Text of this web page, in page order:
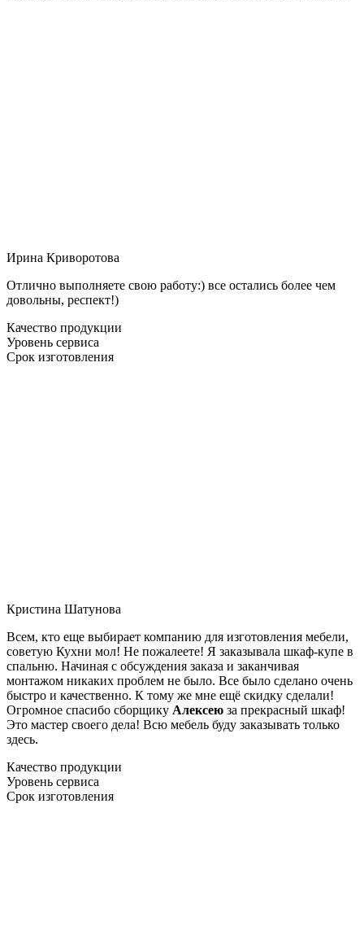
Ирина Криворотова
Отлично выполняете свою работу:) все остались более чем
довольны, респект!)
Качество продукции
Уровень сервиса
Срок изготовления
Кристина Шатунова
Всем, кто еще выбирает компанию для изготовления мебели,
советую Кухни мол! Не пожалеете! Я заказывала шкаф-купе в
спальню. Начиная с обсуждения заказа и заканчивая
монтажом никаких проблем не было. Все было сделано очень
быстро и качественно. К тому же мне ещё скидку сделали!
Огромное спасибо сборщику Алексею за прекрасный шкаф!
Это мастер своего дела! Всю мебель буду заказывать только
здесь.
Качество продукции
Уровень сервиса
Срок изготовления